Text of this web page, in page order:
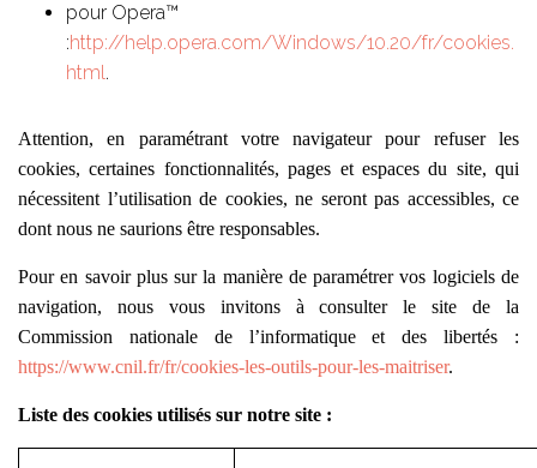
pour Opera™
:http://help.opera.com/Windows/10.20/fr/cookies.
html.
Attention, en paramétrant votre navigateur pour refuser les
cookies, certaines fonctionnalités, pages et espaces du site, qui
nécessitent l’utilisation de cookies, ne seront pas accessibles, ce
dont nous ne saurions être responsables.
Pour en savoir plus sur la manière de paramétrer vos logiciels de
navigation, nous vous invitons à consulter le site de la
Commission nationale de l’informatique et des libertés :
https://www.cnil.fr/fr/cookies-les-outils-pour-les-maitriser.
Liste des cookies utilisés sur notre site :